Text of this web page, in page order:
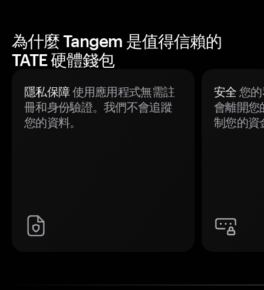
為什麼 Tangem 是值得信賴的
TATE 硬體錢包
隱私保障使用應用程式無需註
冊和身份驗證。我們不會追蹤
您的資料。
安全 您
會離開您
制您的資